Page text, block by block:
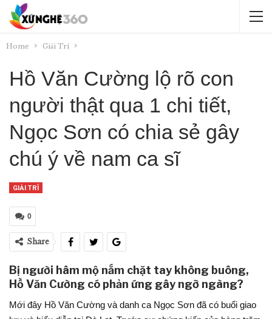
Home Giải Trí
Hồ Văn Cường lộ rõ con
người thật qua 1 chi tiết,
Ngọc Sơn có chia sẻ gây
chú ý về nam ca sĩ
GIẢI TRÍ
0
Share
Bị người hâm mộ nắm chặt tay không buông,
Hồ Văn Cường có phản ứng gây ngỡ ngàng?
Mới đây Hồ Văn Cường và danh ca Ngọc Sơn đã có buổi giao